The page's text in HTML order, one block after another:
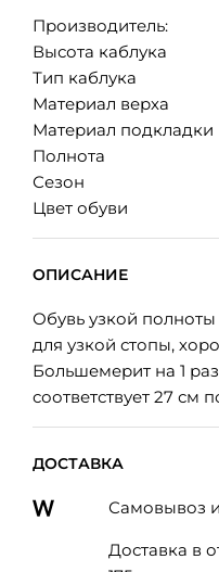
Производитель:
Высота каблука
Тип каблука
Материал верха
Материал подкладки
Полнота
Сезон
Цвет обуви
ОПИСАНИЕ
Обувь узкой
для узкой стопы,
Большемерит на 1
соответствует 27 см
ДОСТАВКА
Самовывоз
Доставка в